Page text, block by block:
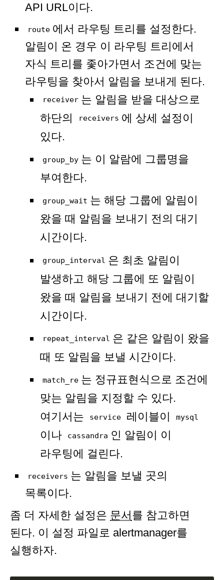
API URL이다.
route 에서 라우팅 트리를 설정한다.
알림이 온 경우 이 라우팅 트리에서
자식 트리를 좇아가면서 조건에 맞는
라우팅을 찾아서 알림을 보내게 된다.
receiver 는 알림을 받을 대상으로
하단의
receivers 에 상세 설정이
있다.
group_by 는 이 알람에 그룹명을
부여한다.
group_wait 는 해당 그룹에 알림이
왔을 때 알림을 보내기 전의 대기
시간이다.
group_interval 은 최초 알림이
발생하고 해당 그룹에 또 알림이
왔을 때 알림을 보내기 전에 대기할
시간이다.
repeat_interval 은 같은 알림이 왔을
때 또 알림을 보낼 시간이다.
match_re 는 정규표현식으로 조건에
맞는 알림을 지정할 수 있다.
여기서는
service 레이블이 mysql
이나 cassandra 인 알림이 이
라우팅에 걸린다.
receivers 는 알림을 보낼 곳의
목록이다.
좀 더 자세한 설정은 문서를 참고하면
된다. 이 설정 파일로 alertmanager를
실행하자.